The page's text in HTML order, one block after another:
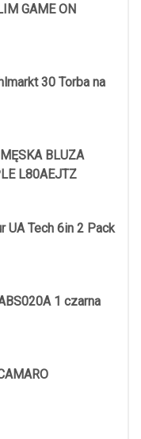
GAME ON
30 Torba na
BLUZA
L80AEJTZ
UA Tech 6in 2 Pack
1 czarna